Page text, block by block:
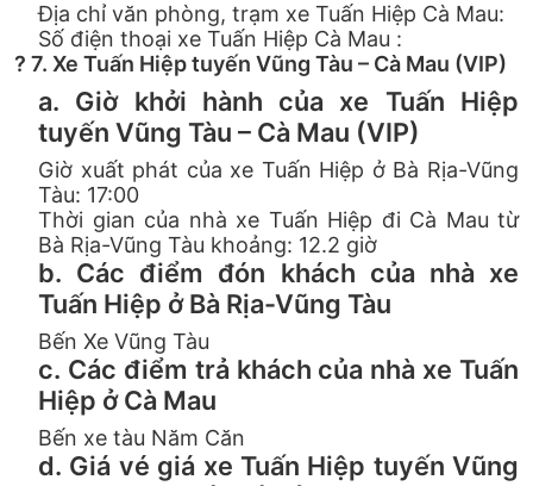
Địa chỉ văn phòng, trạm xe Tuấn Hiệp Cà Mau:
Số điện thoại xe Tuấn Hiệp Cà Mau :
? 7. Xe Tuấn Hiệp tuyến Vũng Tàu – Cà Mau (VIP)
a. Giờ khởi hành của xe Tuấn Hiệp
tuyến Vũng Tàu – Cà Mau (VIP)
Giờ xuất phát của xe Tuấn Hiệp ở Bà Rịa-Vũng
Tàu: 17:00
Thời gian của nhà xe Tuấn Hiệp đi Cà Mau từ
Bà Rịa-Vũng Tàu khoảng: 12.2 giờ
b. Các điểm đón khách của nhà xe
Tuấn Hiệp ở Bà Rịa-Vũng Tàu
Bến Xe Vũng Tàu
c. Các điểm trả khách của nhà xe Tuấn
Hiệp ở Cà Mau
Bến xe tàu Năm Căn
d. Giá vé giá xe Tuấn Hiệp tuyến Vũng